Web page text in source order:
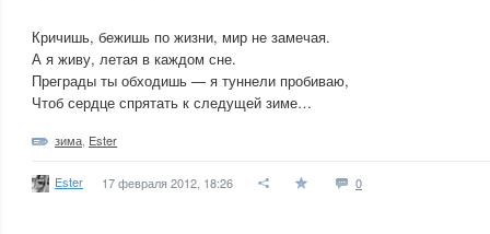
Кричишь, бежишь по жизни, мир не замечая.
А я живу, летая в каждом сне.
Преграды ты обходишь — я туннели пробиваю,
Чтоб сердце спрятать к следущей зиме…
зима Ester
Ester 17 февраля 2012, 18:26 0